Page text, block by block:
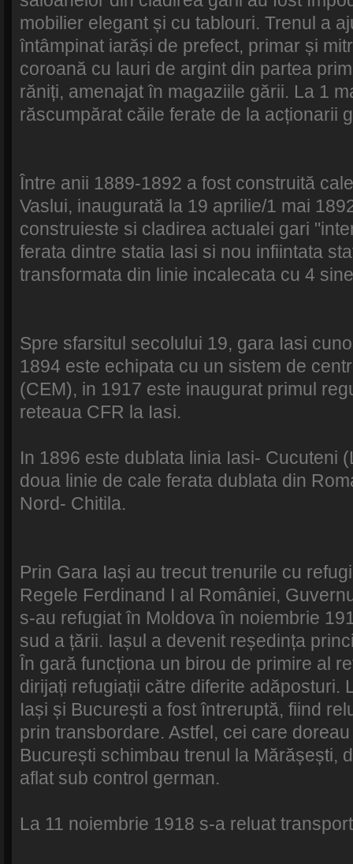
mobilier elegant și cu tablouri. Trenul a
întâmpinat iarăși de prefect, primar și
coroană cu lauri de argint din partea
răniți, amenajat în magaziile gării. La 1
răscumpărat căile ferate de la acționarii
Între anii 1889-1892 a fost construită
Vaslui, inaugurată la 19 aprilie/1 mai
construieste si cladirea actualei gari
ferata dintre statia Iasi si nou infiintata
transformata din linie incalecata cu 4
Spre sfarsitul secolului 19, gara Iasi
1894 este echipata cu un sistem de
(CEM), in 1917 este inaugurat primul
reteaua CFR la Iasi.
In 1896 este dublata linia Iasi- Cucuteni
doua linie de cale ferata dublata din
Nord- Chitila.
Prin Gara Iași au trecut trenurile cu
Regele Ferdinand I al României,
s-au refugiat în Moldova în noiembrie
sud a țării. Iașul a devenit reședința
În gară funcționa un birou de primire al
dirijați refugiații către diferite adăposturi.
Iași și București a fost întreruptă, fiind
prin transbordare. Astfel, cei care
București schimbau trenul la Mărășești,
aflat sub control german.
La 11 noiembrie 1918 s-a reluat